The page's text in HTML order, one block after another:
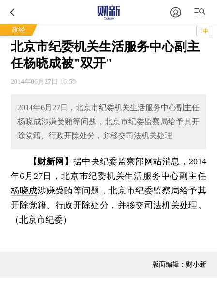
政经 T中
北京市纪委机关生活服务中心副主
任杨晓成被"双开"
2014年06月27日 16:58
2014年6月27日，北京市纪委机关生活服务中心副主任
杨晓成涉嫌受贿等问题，北京市纪委监察局给予其开
除党籍、行政开除处分，并移交司法机关处理
【财新网】 据中央纪委监察部网站消息，2014
年6月27日，北京市纪委机关生活服务中心副主任
杨晓成涉嫌受贿等问题，北京市纪委监察局给予其
开除党籍、行政开除处分，并移交司法机关处理。
（北京市纪委）
版面编辑：财小新